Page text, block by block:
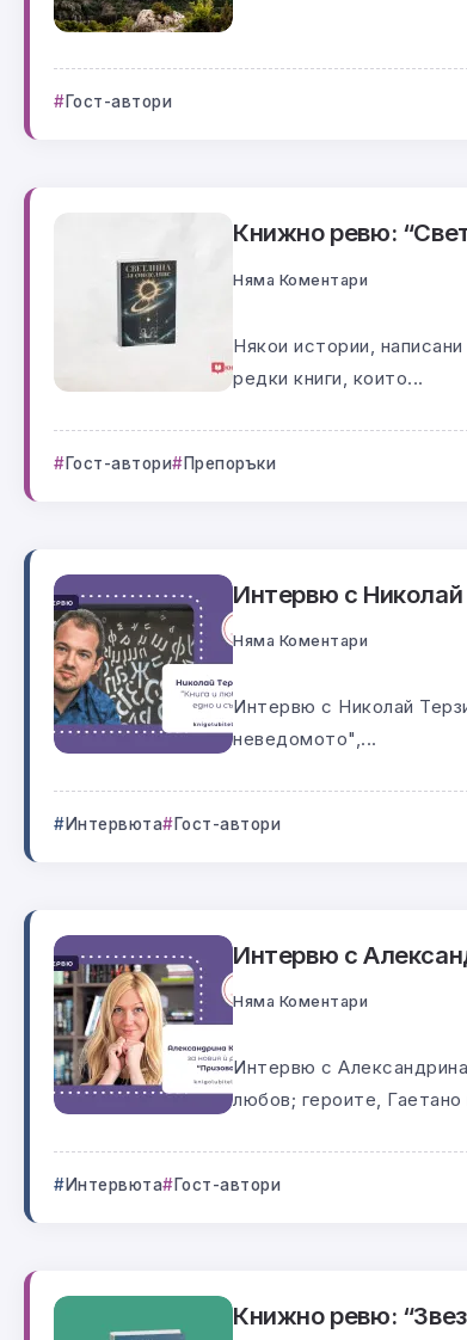
Гост-автори
Книжно ревю:
Няма Коментари
Някои истории,
редки книги, които...
Гост-автори Препоръки
Интервю с Николай
Няма Коментари
Интервю с Николай
неведомото",...
Интервюта Гост-автори
Интервю с
Няма Коментари
Интервю с
любов; героите, Гаетано
Интервюта Гост-автори
Книжно ревю: